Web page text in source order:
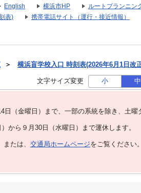
English 横浜市HP ルートプランニン
表) 携帯電話サイト（運行・接近情報）
＞ 横浜盲学校入口 時刻表(2026年6月1日改
文字サイズ変更 小 中
（金曜日）まで、⼀部の系統を除き、⼟曜
ら９月30日（水曜日）まで運休します。
たは、 交通局ホームページをご覧ください。